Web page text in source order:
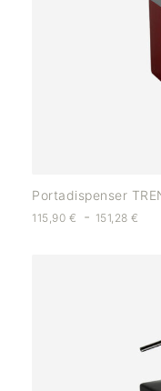
Portadispenser
115,90 € - 151,28€